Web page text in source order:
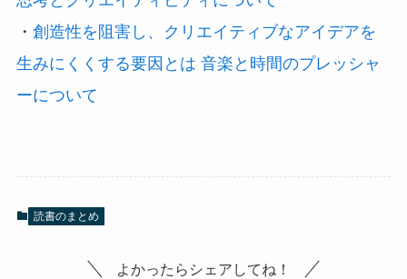
・ 創造性を阻害し、クリエイティブなアイデアを
生みにくくする要因とは 音楽と時間のプレッシャ
ーについて
読書のまとめ
よかったらシェアしてね！